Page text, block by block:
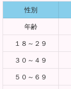
性別
年齢
１８～２９
３０～４９
５０～６９